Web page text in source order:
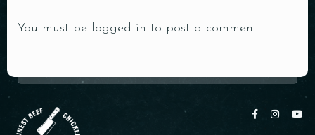
You must be logged in to post a comment.